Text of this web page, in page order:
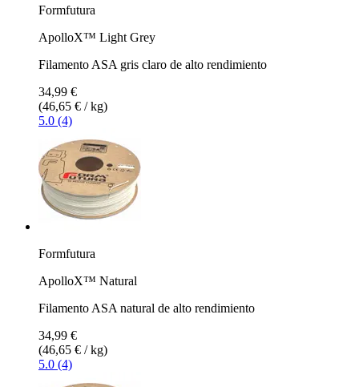
Formfutura
ApolloX™ Light Grey
Filamento ASA gris claro de alto rendimiento
34,99 €
(46,65 € / kg)
5.0 (4)
Formfutura
ApolloX™ Natural
Filamento ASA natural de alto rendimiento
34,99 €
(46,65 € / kg)
5.0 (4)